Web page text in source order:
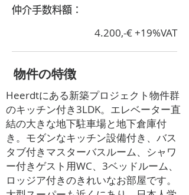
​仲介手数料額：
4.200,-€ +19%VAT
​物件の特徴
Heerdtにある新築プロジェクト物件群
のキッチン付き3LDK。エレベーター直
結の大きな地下駐車場と地下倉庫付
き。モダンなキッチン設備付き、バス
タブ付きマスターバスルーム、シャワ
ー付きゲスト用WC、3ベッドルーム、
ロッジア付きのきれいなお部屋です。